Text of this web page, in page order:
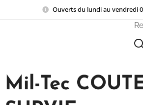
Ouverts du lundi au vendredi
Mil-Tec